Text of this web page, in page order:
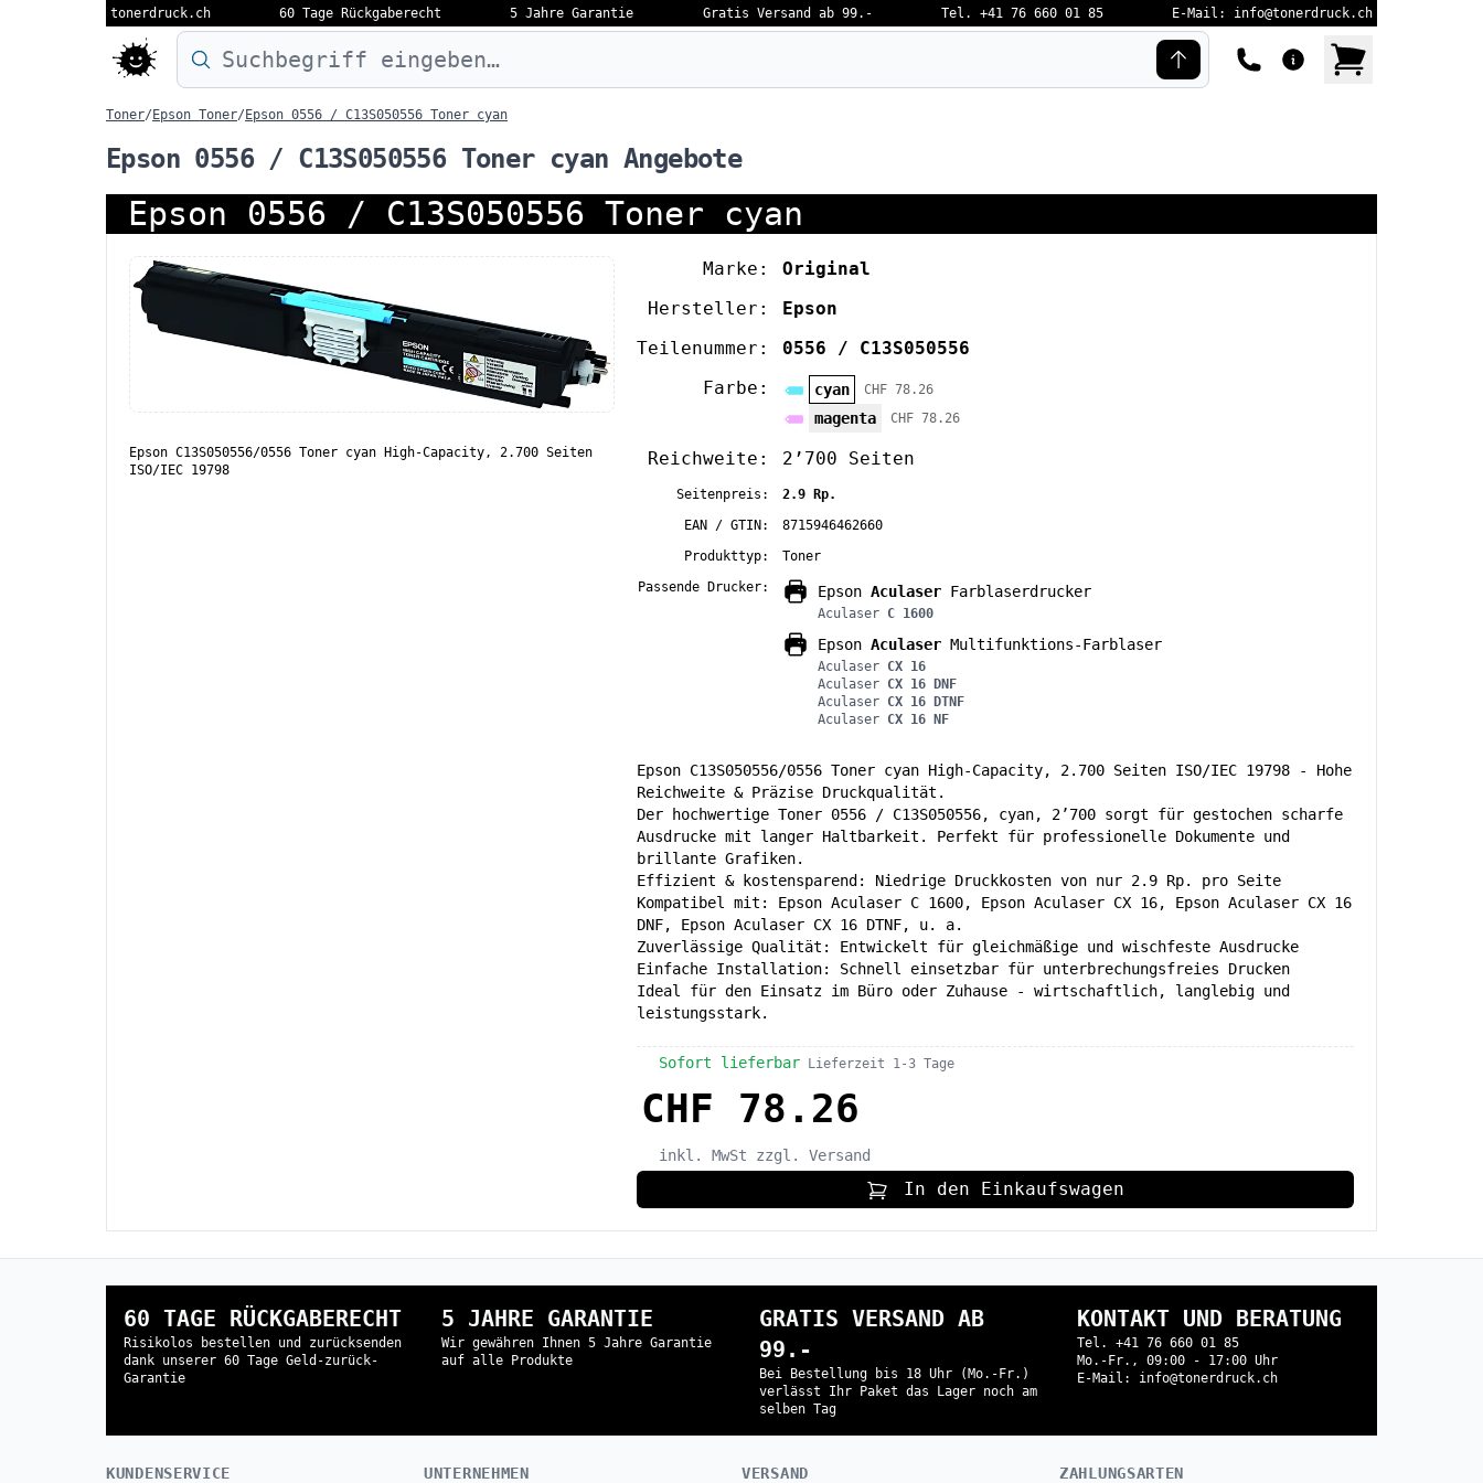
tonerdruck.ch 60 Tage Rückgaberecht 5 Jahre Garantie Gratis Versand ab 99.- Tel. +41 76 660 01 85 E-Mail: info@tonerdruck.ch
Druckermodell oder Produktnamen eingeben…
Toner/ Epson Toner/ Epson 0556 / C13S050556 Toner cyan
Epson 0556 / C13S050556 Toner cyan Angebote
Epson 0556 / C13S050556 Toner cyan
Epson C13S050556/0556 Toner cyan High-Capacity, 2.700 Seiten
ISO/IEC 19798
Marke:
Original
Hersteller:
Epson
Teilenummer:
0556 / C13S050556
Farbe:
cyan CHF 78.26
magenta CHF 78.26
Reichweite: 2’700 Seiten
Seitenpreis:
2.9 Rp.
EAN / GTIN:
8715946462660
Produkttyp:
Toner
Passende Drucker:
Epson Aculaser Farblaserdrucker
Aculaser C 1600
Epson Aculaser Multifunktions-Farblaser
Aculaser CX 16
Aculaser CX 16 DNF
Aculaser CX 16 DTNF
Aculaser CX 16 NF
Epson C13S050556/0556 Toner cyan High-Capacity, 2.700 Seiten ISO/IEC 19798 - Hohe
Reichweite & Präzise Druckqualität.
Der hochwertige Toner 0556 / C13S050556, cyan, 2’700 sorgt für gestochen scharfe
Ausdrucke mit langer Haltbarkeit. Perfekt für professionelle Dokumente und
brillante Grafiken.
Effizient & kostensparend: Niedrige Druckkosten von nur 2.9 Rp. pro Seite
Kompatibel mit: Epson Aculaser C 1600, Epson Aculaser CX 16, Epson Aculaser CX 16
DNF, Epson Aculaser CX 16 DTNF, u. a.
Zuverlässige Qualität: Entwickelt für gleichmäßige und wischfeste Ausdrucke
Einfache Installation: Schnell einsetzbar für unterbrechungsfreies Drucken
Ideal für den Einsatz im Büro oder Zuhause - wirtschaftlich, langlebig und
leistungsstark.
Sofort lieferbar Lieferzeit 1-3 Tage
CHF 78.26
inkl. MwSt zzgl. Versand
In den Einkaufswagen
60 TAGE RÜCKGABERECHT
Risikolos bestellen und zurücksenden
dank unserer 60 Tage Geld-zurück-
Garantie
5 JAHRE GARANTIE
Wir gewähren Ihnen 5 Jahre Garantie
auf alle Produkte
GRATIS VERSAND AB
99.-
Bei Bestellung bis 18 Uhr (Mo.-Fr.)
verlässt Ihr Paket das Lager noch am
selben Tag
KONTAKT UND BERATUNG
Tel. +41 76 660 01 85
Mo.-Fr., 09:00 - 17:00 Uhr
E-Mail: info@tonerdruck.ch
KUNDENSERVICE UNTERNEHMEN VERSAND ZAHLUNGSARTEN